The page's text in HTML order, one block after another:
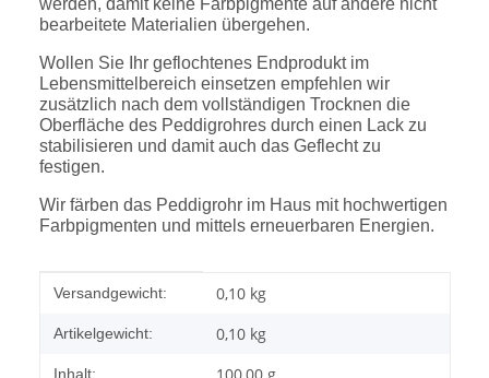
werden, damit keine Farbpigmente auf andere nicht
bearbeitete Materialien übergehen.
Wollen Sie Ihr geflochtenes Endprodukt im
Lebensmittelbereich einsetzen empfehlen wir
zusätzlich nach dem vollständigen Trocknen die
Oberfläche des Peddigrohres durch einen Lack zu
stabilisieren und damit auch das Geflecht zu
festigen.
Wir färben das Peddigrohr im Haus mit hochwertigen
Farbpigmenten und mittels erneuerbaren Energien.
Produkteigenschaft
Wert
Versandgewicht: 0,10 kg
Artikelgewicht: 0,10 kg
Inhalt: